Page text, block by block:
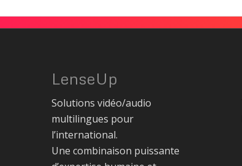
LenseUp
Solutions vidéo/audio
multilingues pour
l’international.
Une combinaison puissante